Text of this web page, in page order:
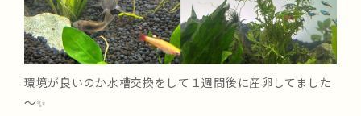
環境が良いのか水槽交換をして１週間後に産卵してました
～✨